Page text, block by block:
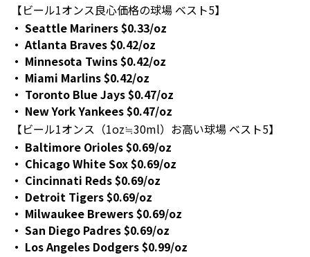
【ビール1オンス良心価格の球場 ベスト5】
Seattle Mariners $0.33/oz
Atlanta Braves $0.42/oz
Minnesota Twins $0.42/oz
Miami Marlins $0.42/oz
Toronto Blue Jays $0.47/oz
New York Yankees $0.47/oz
【ビール1オンス（1oz≒30ml）お高い球場 ベスト5】
Baltimore Orioles $0.69/oz
Chicago White Sox $0.69/oz
Cincinnati Reds $0.69/oz
Detroit Tigers $0.69/oz
Milwaukee Brewers $0.69/oz
San Diego Padres $0.69/oz
Los Angeles Dodgers $0.99/oz